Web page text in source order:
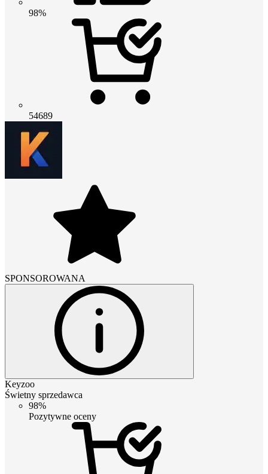
98%
54689
SPONSOROWANA
Keyzoo
Świetny sprzedawca
98%
Pozytywne oceny